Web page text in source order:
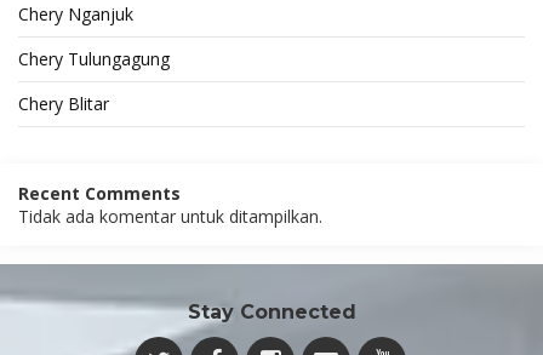
Chery Nganjuk
Chery Tulungagung
Chery Blitar
Recent Comments
Tidak ada komentar untuk ditampilkan.
Stay Connected